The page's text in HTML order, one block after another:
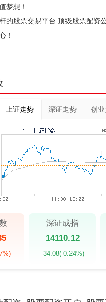
梦想！
的股票交易平台 顶级股票配资
！
上证走势 深证走势 创
深证成指
14110.12
-34.08(-0.24%)